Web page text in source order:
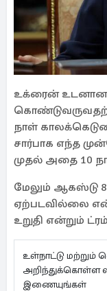
உக்ரைன் உடனான
நாள்
சார்பாக எந்த
முதல் அதை 10
மேலும் ஆகஸ்டு
ஏற்படவில்லை
உறுதி என்றும்
உள்நாட்டு மற்றும்
அறிந்துக்கொள்ள
இணையுங்கள்